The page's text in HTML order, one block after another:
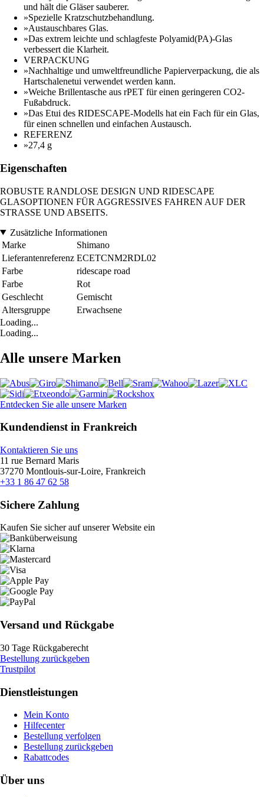
und hält die Gläser sauberer.
»Spezielle Kratzschutzbehandlung.
»Austauschbares Glas.
»Das extrem leichte und schlagfeste Polyamid(PA)-Glas
verbessert die Klarheit.
VERPACKUNG
»Nachhaltige und umweltfreundliche Papierverpackung, die als
Hartschalenetui verwendet werden kann.
»Weiche Brillentasche aus rPET für einen geringeren CO2-
Fußabdruck.
»Das Etui des RIDESCAPE-Modells hat ein Fach für ein Glas,
für einen schnellen und einfachen Austausch.
REFERENZ
»27,4 g
Eigenschaften
ROBUSTE RANDLOSE DESIGN UND RIDESCAPE
GLASOPTIONEN FÜR AGGRESSIVES FAHREN AUF DER
STRASSE UND ABSEITS.
Zusätzliche Informationen
Marke
Shimano
Lieferantenreferenz ECETCNM2RDL02
Farbe
ridescape road
Farbe
Rot
Geschlecht
Gemischt
Altersgruppe
Erwachsene
Loading...
Loading...
Alle unsere Marken
Entdecken Sie alle unsere Marken
Kundendienst in Frankreich
Kontaktieren Sie uns
11 rue Bernard Maris
37270 Montlouis-sur-Loire, Frankreich
+33 1 86 47 62 58
Sichere Zahlung
Kaufen Sie sicher auf unserer Website ein
Versand und Rückgabe
30 Tage Rückgaberecht
Bestellung zurückgeben
Trustpilot
Dienstleistungen
Mein Konto
Hilfecenter
Bestellung verfolgen
Bestellung zurückgeben
Rabattcodes
Über uns